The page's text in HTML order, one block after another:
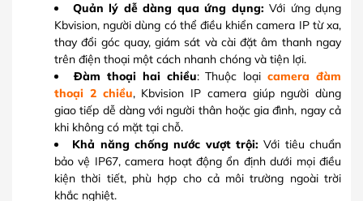
Quản lý dễ dàng qua ứng dụng: Với ứng dụng
Kbvision, người dùng có thể điều khiển camera IP từ xa,
thay đổi góc quay, giám sát và cài đặt âm thanh ngay
trên điện thoại một cách nhanh chóng và tiện lợi.
Đàm thoại hai chiều: Thuộc loạicamera đàm
thoại 2 chiều, Kbvision IP camera giúp người dùng
giao tiếp dễ dàng với người thân hoặc gia đình, ngay cả
khi không có mặt tại chỗ.
Khả năng chống nước vượt trội: Với tiêu chuẩn
bảo vệ IP67, camera hoạt động ổn định dưới mọi điều
kiện thời tiết, phù hợp cho cả môi trường ngoài trời
khắc nghiệt.